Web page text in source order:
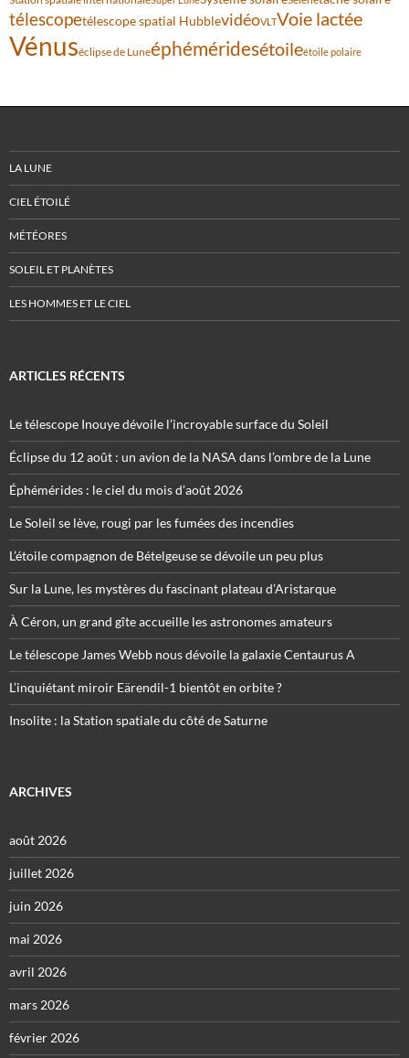
télescopetélescope spatial HubblevidéoVLTVoie lactée
Vénuséclipse de Luneéphéméridesétoileétoile polaire
LA LUNE
CIEL ÉTOILÉ
MÉTÉORES
SOLEIL ET PLANÈTES
LES HOMMES ET LE CIEL
ARTICLES RÉCENTS
Le télescope Inouye dévoile l’incroyable surface du Soleil
Éclipse du 12 août : un avion de la NASA dans l’ombre de la Lune
Éphémérides : le ciel du mois d’août 2026
Le Soleil se lève, rougi par les fumées des incendies
L’étoile compagnon de Bételgeuse se dévoile un peu plus
Sur la Lune, les mystères du fascinant plateau d’Aristarque
À Céron, un grand gîte accueille les astronomes amateurs
Le télescope James Webb nous dévoile la galaxie Centaurus A
L’inquiétant miroir Eärendil-1 bientôt en orbite ?
Insolite : la Station spatiale du côté de Saturne
ARCHIVES
août 2026
juillet 2026
juin 2026
mai 2026
avril 2026
mars 2026
février 2026